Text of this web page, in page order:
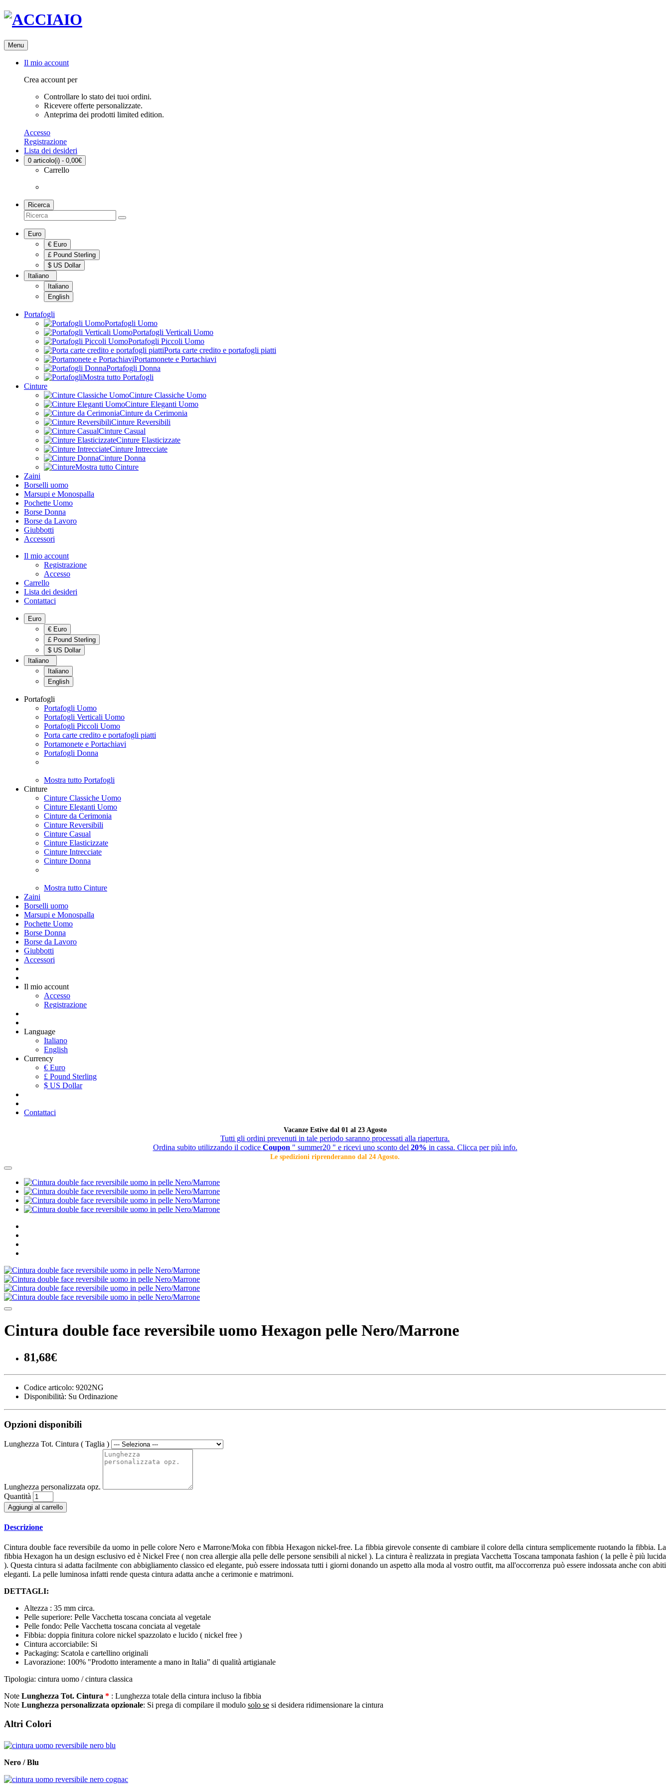
Menu
Il mio account
Crea account per
Controllare lo stato dei tuoi ordini.
Ricevere offerte personalizzate.
Anteprima dei prodotti limited edition.
Accesso
Registrazione
Lista dei desideri
0 articolo(i) - 0,00€
Carrello
Ricerca
Euro
€ Euro
£ Pound Sterling
$ US Dollar
Italiano
Italiano
English
Portafogli
Portafogli Uomo
Portafogli Verticali Uomo
Portafogli Piccoli Uomo
Porta carte credito e portafogli piatti
Portamonete e Portachiavi
Portafogli Donna
Mostra tutto Portafogli
Cinture
Cinture Classiche Uomo
Cinture Eleganti Uomo
Cinture da Cerimonia
Cinture Reversibili
Cinture Casual
Cinture Elasticizzate
Cinture Intrecciate
Cinture Donna
Mostra tutto Cinture
Zaini
Borselli uomo
Marsupi e Monospalla
Pochette Uomo
Borse Donna
Borse da Lavoro
Giubbotti
Accessori
Il mio account
Registrazione
Accesso
Carrello
Lista dei desideri
Contattaci
Euro
€ Euro
£ Pound Sterling
$ US Dollar
Italiano
Italiano
English
Portafogli
Portafogli Uomo
Portafogli Verticali Uomo
Portafogli Piccoli Uomo
Porta carte credito e portafogli piatti
Portamonete e Portachiavi
Portafogli Donna
Mostra tutto Portafogli
Cinture
Cinture Classiche Uomo
Cinture Eleganti Uomo
Cinture da Cerimonia
Cinture Reversibili
Cinture Casual
Cinture Elasticizzate
Cinture Intrecciate
Cinture Donna
Mostra tutto Cinture
Zaini
Borselli uomo
Marsupi e Monospalla
Pochette Uomo
Borse Donna
Borse da Lavoro
Giubbotti
Accessori
Il mio account
Accesso
Registrazione
Language
Italiano
English
Currency
€ Euro
£ Pound Sterling
$ US Dollar
Contattaci
Vacanze Estive dal 01 al 23 Agosto
Tutti gli ordini prevenuti in tale periodo saranno processati alla riapertura.
Ordina subito utilizzando il codice Coupon " summer20 " e ricevi uno sconto del 20% in cassa. Clicca per più info.
Le spedizioni riprenderanno dal 24 Agosto.
Cintura double face reversibile uomo Hexagon pelle Nero/Marrone
81,68€
Codice articolo: 9202NG
Disponibilità: Su Ordinazione
Opzioni disponibili
Lunghezza Tot. Cintura ( Taglia )
Lunghezza personalizzata opz.
Quantità
Aggiungi al carrello
Descrizione
Cintura double face reversibile da uomo in pelle colore Nero e Marrone/Moka con fibbia Hexagon nickel-free. La fibbia girevole consente di cambiare il colore della cintura semplicemente ruotando la fibbia. La
fibbia Hexagon ha un design esclusivo ed è Nickel Free ( non crea allergie alla pelle delle persone sensibili al nickel ). La cintura è realizzata in pregiata Vacchetta Toscana tamponata fashion ( la pelle è più lucida
). Questa cintura si adatta facilmente con abbigliamento classico ed elegante, può essere indossata tutti i giorni donando un aspetto alla moda al vostro outfit, ma all'occorrenza può essere indossata anche con abiti
eleganti. La pelle luminosa infatti rende questa cintura adatta anche a cerimonie e matrimoni.
DETTAGLI:
Altezza : 35 mm circa.
Pelle superiore: Pelle Vacchetta toscana conciata al vegetale
Pelle fondo: Pelle Vacchetta toscana conciata al vegetale
Fibbia: doppia finitura colore nickel spazzolato e lucido ( nickel free )
Cintura accorciabile: Si
Packaging: Scatola e cartellino originali
Lavorazione: 100% "Prodotto interamente a mano in Italia" di qualità artigianale
Tipologia: cintura uomo / cintura classica
Note Lunghezza Tot. Cintura * : Lunghezza totale della cintura incluso la fibbia
Note Lunghezza personalizzata opzionale: Si prega di compilare il modulo solo se si desidera ridimensionare la cintura
Altri Colori
Nero / Blu